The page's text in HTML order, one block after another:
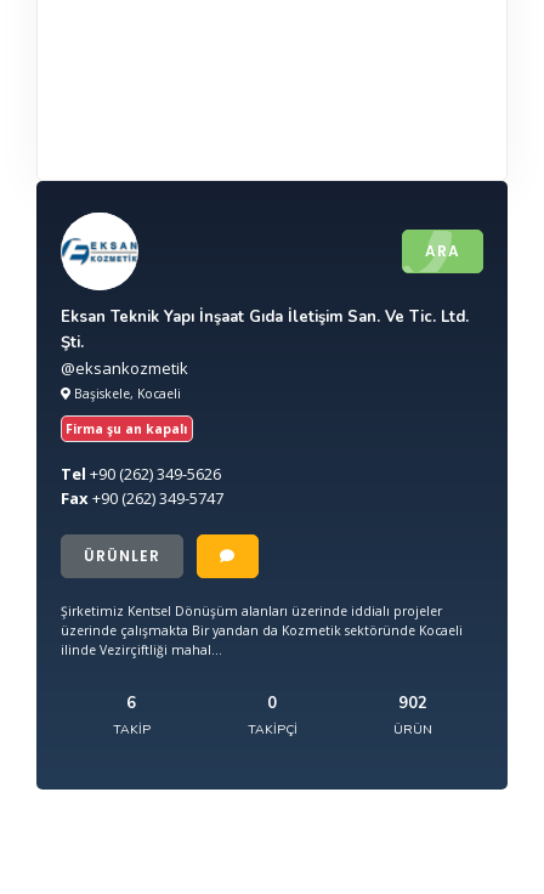
ARA
Eksan Teknik Yapı İnşaat Gıda İletişim San. Ve Tic. Ltd.
Şti.
@eksankozmetik
Başiskele, Kocaeli
Firma şu an kapalı
Tel +90(262) 349-5626
Fax+90(262) 349-5747
ÜRÜNLER
Şirketimiz Kentsel Dönüşüm alanları üzerinde iddialı projeler
üzerinde çalışmakta Bir yandan da Kozmetik sektöründe Kocaeli
ilinde Vezirçiftliği mahal...
6
TAKIP
0
TAKIPÇI
902
ÜRÜN